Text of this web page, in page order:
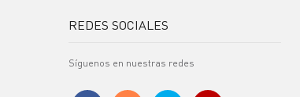
REDES SOCIALES
Síguenos en nuestras redes